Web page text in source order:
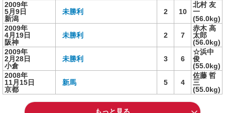
2009年
5月9日
新潟
未勝利 2 10
北村 友
一
(56.0kg)
2009年
4月19日
阪神
未勝利 2 7
赤木 高
太郎
(56.0kg)
2009年
2月28日
小倉
未勝利 3 6
☆浜中
俊
(55.0kg)
2008年
11月15日
京都
新馬 5 4
佐藤 哲
三
(55.0kg)